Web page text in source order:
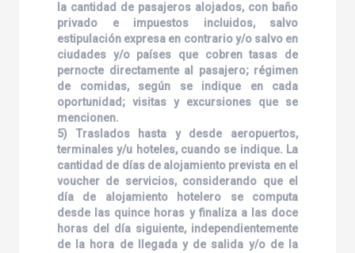
la cantidad de pasajeros alojados, con baño
privado e impuestos incluidos, salvo
estipulación expresa en contrario y/o salvo en
ciudades y/o países que cobren tasas de
pernocte directamente al pasajero; régimen
de comidas, según se indique en cada
oportunidad; visitas y excursiones que se
mencionen.
5) Traslados hasta y desde aeropuertos,
terminales y/u hoteles, cuando se indique. La
cantidad de días de alojamiento prevista en el
voucher de servicios, considerando que el
día de alojamiento hotelero se computa
desde las quince horas y finaliza a las doce
horas del día siguiente, independientemente
de la hora de llegada y de salida y/o de la